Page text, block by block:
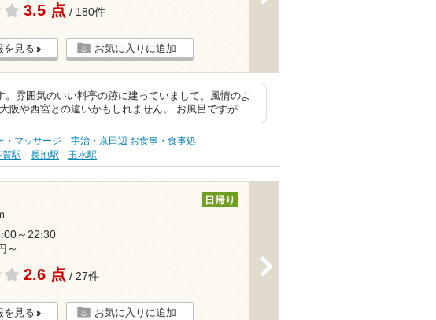
3.5 点 / 180件
を見る お気に入りに追加
。雰囲気のいい料亭の跡に建っていまして、風情のよ
阪や西宮との違いかもしれません。 お風呂ですが…
・マッサージ
宇治・京田辺 お食事・食事処
賀駅 長池駅 玉水駅
日帰り
～22:30
～
2.6 点 / 27件
を見る お気に入りに追加